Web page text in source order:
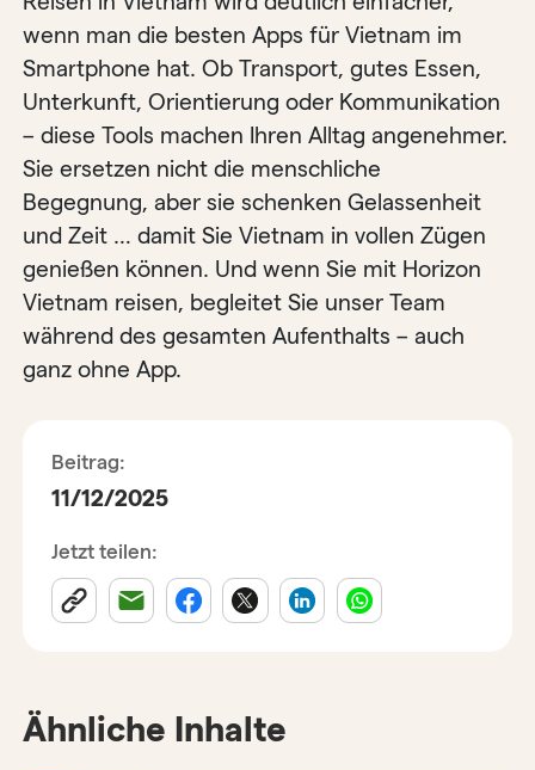
wenn man die besten Apps für Vietnam im
Smartphone hat. Ob Transport, gutes Essen,
Unterkunft, Orientierung oder Kommunikation
– diese Tools machen Ihren Alltag angenehmer.
Sie ersetzen nicht die menschliche
Begegnung, aber sie schenken Gelassenheit
und Zeit … damit Sie Vietnam in vollen Zügen
genießen können. Und wenn Sie mit Horizon
Vietnam reisen, begleitet Sie unser Team
während des gesamten Aufenthalts – auch
ganz ohne App.
Beitrag:
11/12/2025
Jetzt teilen:
Ähnliche Inhalte